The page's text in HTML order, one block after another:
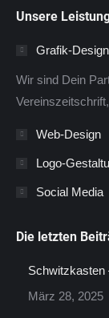
opens
window
opens
window
opens
Unsere
Grafik-Design
Wir sind Dein
Web-Design
Logo-
Social Media
Die letzten
Schwitzkasten
März 28, 2025